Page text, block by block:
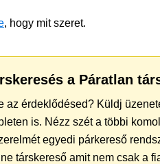
, hogy mit szeret.
a Páratlan
az érdeklődésed? Küldj
is. Nézz szét a többi
egyedi párkereső
társkereső amit nem csak a